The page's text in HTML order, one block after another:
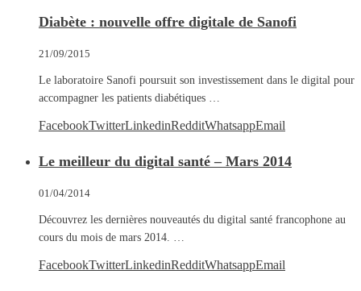
Diabète : nouvelle offre digitale de Sanofi
21/09/2015
Le laboratoire Sanofi poursuit son investissement dans le digital pour
accompagner les patients diabétiques …
FacebookTwitterLinkedinRedditWhatsappEmail
Le meilleur du digital santé – Mars 2014
01/04/2014
Découvrez les dernières nouveautés du digital santé francophone au
cours du mois de mars 2014. …
FacebookTwitterLinkedinRedditWhatsappEmail